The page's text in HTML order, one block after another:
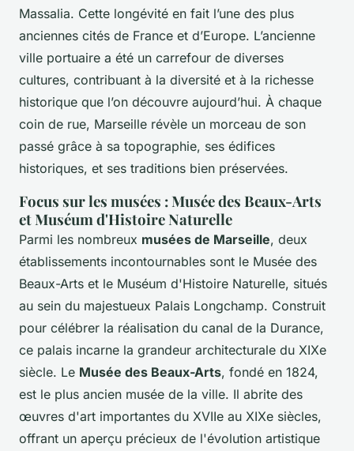
Massalia. Cette longévité en fait l’une des plus
anciennes cités de France et d’Europe. L’ancienne
ville portuaire a été un carrefour de diverses
cultures, contribuant à la diversité et à la richesse
historique que l’on découvre aujourd’hui. À chaque
coin de rue, Marseille révèle un morceau de son
passé grâce à sa topographie, ses édifices
historiques, et ses traditions bien préservées.
Focus sur les musées : Musée des Beaux-Arts
et Muséum d'Histoire Naturelle
Parmi les nombreux musées de Marseille, deux
établissements incontournables sont le Musée des
Beaux-Arts et le Muséum d'Histoire Naturelle, situés
au sein du majestueux Palais Longchamp. Construit
pour célébrer la réalisation du canal de la Durance,
ce palais incarne la grandeur architecturale du XIXe
siècle. Le Musée des Beaux-Arts, fondé en 1824,
est le plus ancien musée de la ville. Il abrite des
œuvres d'art importantes du XVIIe au XIXe siècles,
offrant un aperçu précieux de l'évolution artistique